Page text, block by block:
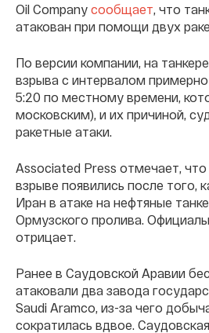
Oil Company сообщает , что
атакован при помощи двух
По версии компании, на
взрыва с интервалом
5:20 по местному времени,
московским), и их причиной,
ракетные атаки.
Associated Press отмечает,
взрыве появились после того,
Иран в атаке на нефтяные
Ормузского пролива.
отрицает.
Ранее в Саудовской Аравии
атаковали два завода
Saudi Aramco, из-за чего
сократилась вдвое.